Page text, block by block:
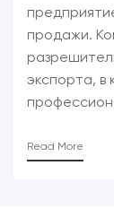
продажи.
экспорта, в
Read More